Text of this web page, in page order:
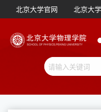
北京大学官网 北京大